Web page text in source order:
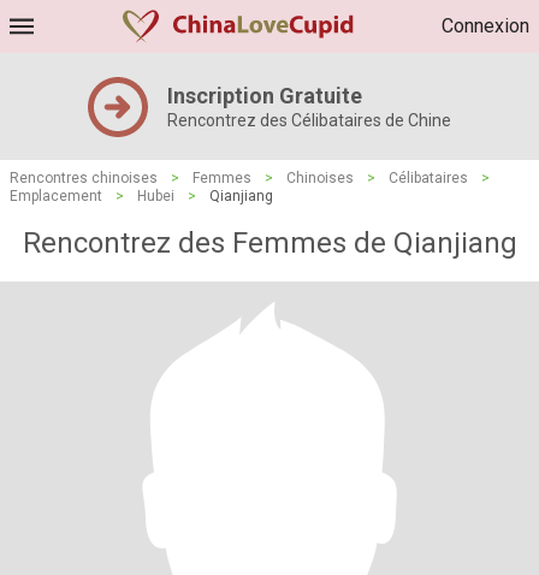
Connexion
Inscription Gratuite
Rencontrez des Célibataires de Chine
Rencontres chinoises > Femmes > Chinoises > Célibataires
>
Emplacement
> Hubei > Qianjiang
Rencontrez des Femmes de Qianjiang